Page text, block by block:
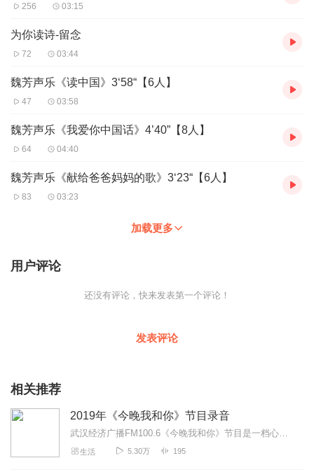
256 03:15
为你读诗-留念
72 03:44
魏芳声乐《读中国》3‘58“【6人】
47 03:58
魏芳声乐《我爱你中国话》4’40”【8人】
64 04:40
魏芳声乐《献给爸爸妈妈的歌》3‘23“【6人】
83 03:23
加载更多
用户评论
还没有评论，快来发表第一个评论！
发表评论
相关推荐
2019年《今晚我和你》节目录音
武汉经济广播FM100.6《今晚我和你》节目是一档心理咨询类夜间谈话节目，也是全国民生影响力十佳栏目，专业心理咨询师倾力打造的心理健康节目，每晚亚新等候你、...
生活 5.30万 195